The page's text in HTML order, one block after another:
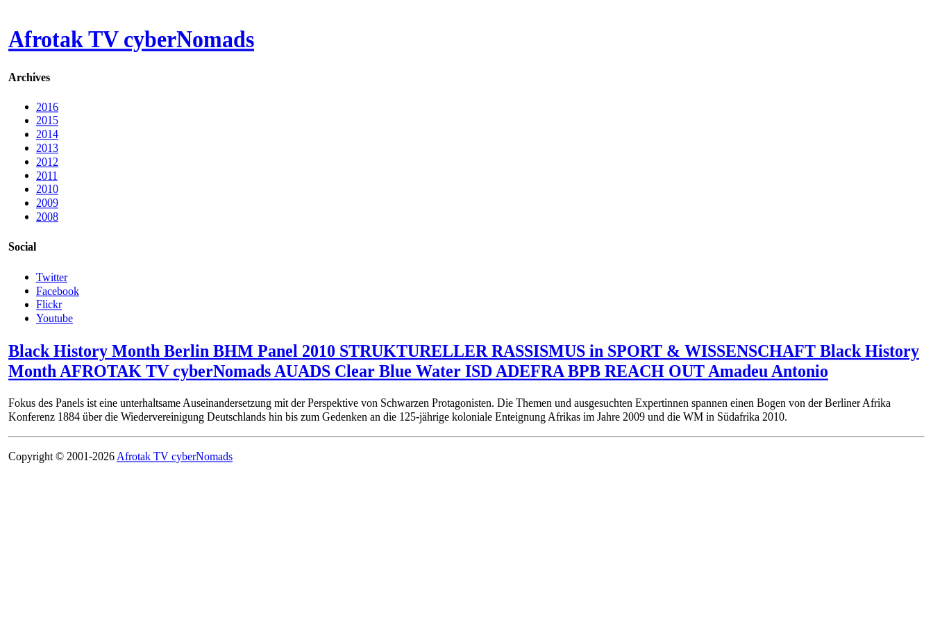
Afrotak TV cyberNomads
Archives
2016
2015
2014
2013
2012
2011
2010
2009
2008
Social
Twitter
Facebook
Flickr
Youtube
Black History Month Berlin BHM Panel 2010 STRUKTURELLER RASSISMUS in SPORT & WISSENSCHAFT Black History
Month AFROTAK TV cyberNomads AUADS Clear Blue Water ISD ADEFRA BPB REACH OUT Amadeu Antonio
Fokus des Panels ist eine unterhaltsame Auseinandersetzung mit der Perspektive von Schwarzen Protagonisten. Die Themen und ausgesuchten Expertinnen spannen einen Bogen von der Berliner Afrika
Konferenz 1884 über die Wiedervereinigung Deutschlands hin bis zum Gedenken an die 125-jährige koloniale Enteignung Afrikas im Jahre 2009 und die WM in Südafrika 2010.
Copyright © 2001-2026Afrotak TV cyberNomads